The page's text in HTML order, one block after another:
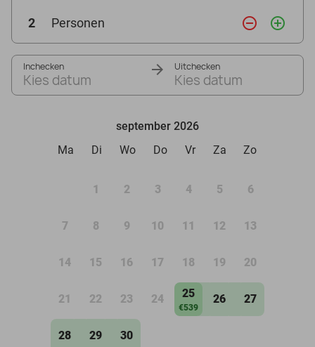
2 Personen remove_circle_outline add_circle_outline
Inchecken
Kies datum
Uitchecken
Kies datum
september 2026
Ma
Di Wo Do Vr Za Zo
1 2 3 4 5 6
7 8 9 10 11 12 13
14 15 16 17 18 19 20
21 22 23 24 25
€539
26 27
28 29 30